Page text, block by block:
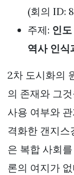
(회의 ID:
주제: 인
역사 인식
2차 도시화의
의 존재와 그
사용 여부와
격화한 갠지스
은 복합 사회
론의 여지가